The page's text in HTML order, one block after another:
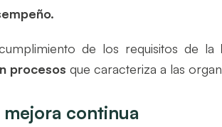
de los requisitos de la
procesos que caracteriza a las
continua